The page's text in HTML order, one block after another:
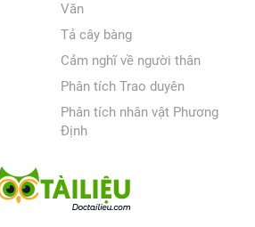
Văn
Tả cây bàng
Cảm nghĩ về người thân
Phân tích Trao duyên
Phân tích nhân vật Phương
Định